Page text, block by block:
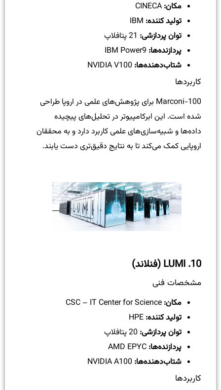
مکان:
تولید کننده:
توان پردازشی:
پردازنده‌ها:
شتاب‌دهنده‌ها:
کاربردها
Marconi-100 برای پژوهش‌های علمی در اروپا طراحی
شده است. این ابرکامپیوتر در تحلیل‌های پیچیده
داده‌ها و شبیه‌سازی‌های علمی کاربرد دارد و به محققان
اروپایی کمک می‌کند تا به نتایج دقیق‌تری دست یابند.
10. LUMI (فنلاند)
مشخصات فنی
مکان:
تولید کننده:
توان پردازشی:
پردازنده‌ها:
شتاب‌دهنده‌ها:
کاربردها